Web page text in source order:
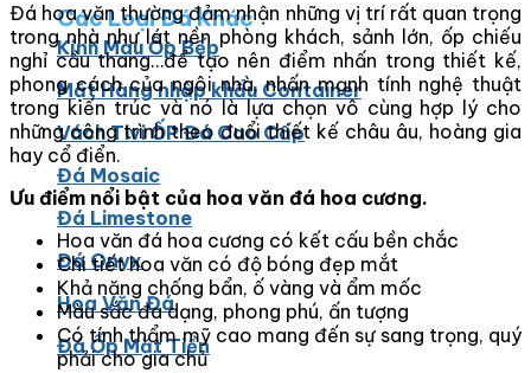
Các Loại Đá Khác
Kính Màu Ốp Bếp
Mặt Hàng nhập khẩu Container
Vách Tivi ỐP Đá Cao Cấp
Đá Mosaic
Đá Limestone
Đá Onyx
Hoa Văn Đá
Đá Ốp Mặt Tiền
Đá hoa văn thường đảm nhận những vị trí rất quan trọng
trong nhà như lát nền phòng khách, sảnh lớn, ốp chiếu
nghỉ cầu thang…để tạo nên điểm nhấn trong thiết kế,
phong cách của ngôi nhà, nhấn mạnh tính nghệ thuật
trong kiến trúc và nó là lựa chọn vô cùng hợp lý cho
những công trình theo đuổi thiết kế châu âu, hoàng gia
hay cổ điển.
Ưu điểm nổi bật của hoa văn đá hoa cương.
Hoa văn đá hoa cương có kết cấu bền chắc
Chi tiết hoa văn có độ bóng đẹp mắt
Khả năng chống bẩn, ố vàng và ẩm mốc
Màu sắc đa dạng, phong phú, ấn tượng
Có tính thẩm mỹ cao mang đến sự sang trọng, quý
phải cho gia chủ